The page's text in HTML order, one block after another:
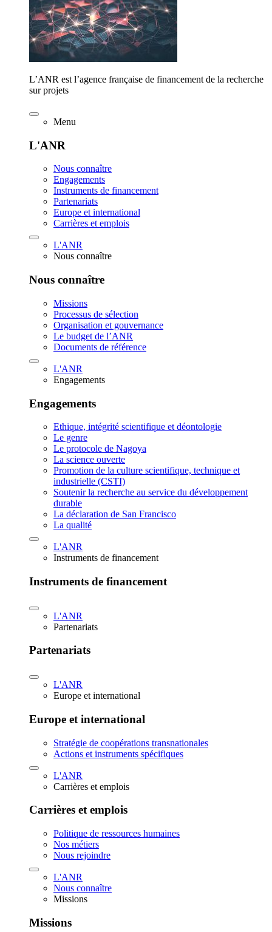
L’ANR est l’agence française de financement de la recherche
sur projets
Menu
L'ANR
Nous connaître
Engagements
Instruments de financement
Partenariats
Europe et international
Carrières et emplois
L'ANR
Nous connaître
Nous connaître
Missions
Processus de sélection
Organisation et gouvernance
Le budget de l’ANR
Documents de référence
L'ANR
Engagements
Engagements
Ethique, intégrité scientifique et déontologie
Le genre
Le protocole de Nagoya
La science ouverte
Promotion de la culture scientifique, technique et
industrielle (CSTI)
Soutenir la recherche au service du développement
durable
La déclaration de San Francisco
La qualité
L'ANR
Instruments de financement
Instruments de financement
L'ANR
Partenariats
Partenariats
L'ANR
Europe et international
Europe et international
Stratégie de coopérations transnationales
Actions et instruments spécifiques
L'ANR
Carrières et emplois
Carrières et emplois
Politique de ressources humaines
Nos métiers
Nous rejoindre
L'ANR
Nous connaître
Missions
Missions